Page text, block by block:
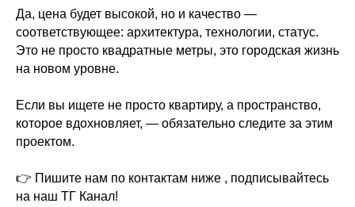
Да, цена будет высокой, но и качество —
соответствующее: архитектура, технологии, статус.
Это не просто квадратные метры, это городская жизнь
на новом уровне.
Если вы ищете не просто квартиру, а пространство,
которое вдохновляет, — обязательно следите за этим
проектом.
👉 Пишите нам по контактам ниже , подписывайтесь
на наш ТГ Канал!